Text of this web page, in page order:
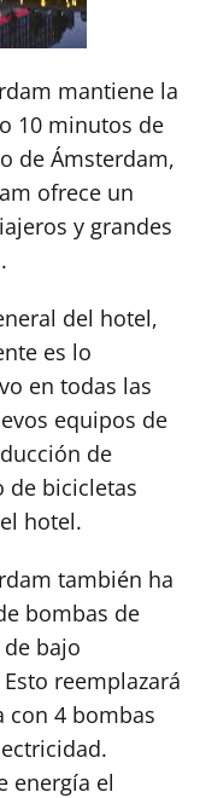
mantiene la
10 minutos de
de Ámsterdam,
ofrece un
y grandes
del hotel,
es lo
en todas las
equipos de
de
de bicicletas
hotel.
también ha
bombas de
bajo
reemplazará
con 4 bombas
energía el